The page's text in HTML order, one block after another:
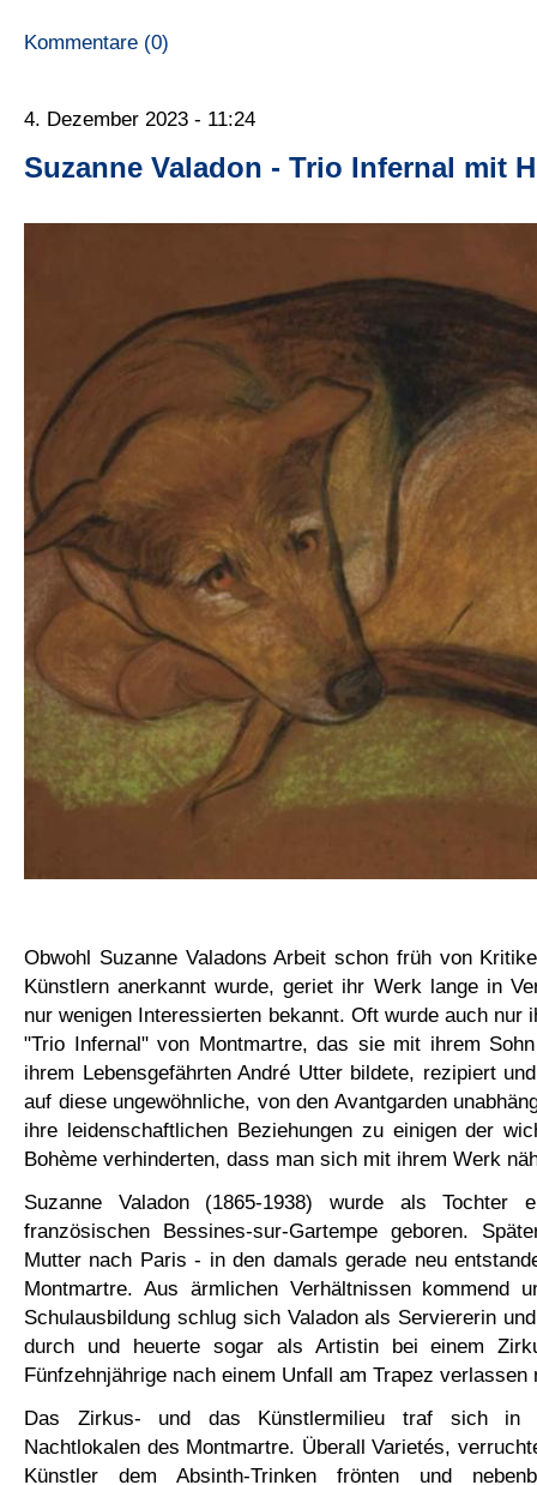
Kommentare (0)
4. Dezember 2023 - 11:24
Suzanne Valadon - Trio Infernal mit
Obwohl Suzanne Valadons Arbeit schon früh von
Künstlern anerkannt wurde, geriet ihr Werk lange in
nur wenigen Interessierten bekannt. Oft wurde auch nur
"Trio Infernal" von Montmartre, das sie mit ihrem
ihrem Lebensgefährten André Utter bildete, rezipiert
auf diese ungewöhnliche, von den Avantgarden
ihre leidenschaftlichen Beziehungen zu einigen der
Bohème verhinderten, dass man sich mit ihrem Werk
Suzanne Valadon (1865-1938) wurde als Tochter
französischen Bessines-sur-Gartempe geboren.
Mutter nach Paris - in den damals gerade neu
Montmartre. Aus ärmlichen Verhältnissen kommend
Schulausbildung schlug sich Valadon als Serviererin
durch und heuerte sogar als Artistin bei einem
Fünfzehnjährige nach einem Unfall am Trapez verlassen
Das Zirkus- und das Künstlermilieu traf sich in
Nachtlokalen des Montmartre. Überall Varietés,
Künstler dem Absinth-Trinken frönten und